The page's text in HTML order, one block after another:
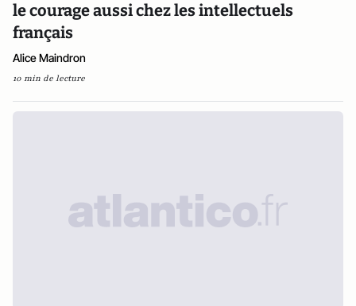
le courage aussi chez les intellectuels
français
Alice Maindron
10 min de lecture